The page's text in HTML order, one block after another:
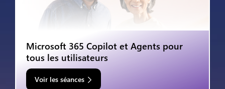
Microsoft 365 Copilot et Agents pour
tous les utilisateurs
Voir les séances